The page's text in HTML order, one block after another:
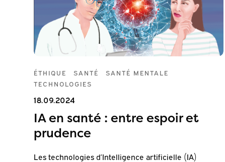
ÉTHIQUE SANTÉ
SANTÉ MENTALE
TECHNOLOGIES
18.09.2024
IA en santé : entre espoir et
prudence
Les technologies d’Intelligence artificielle (IA)